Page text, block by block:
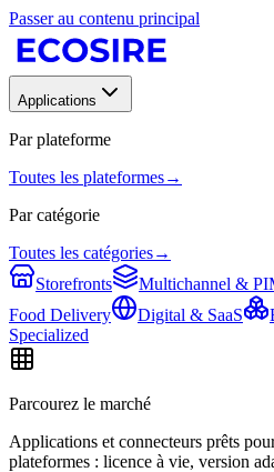
Passer au contenu principal
Applications
Par plateforme
Toutes les plateformes→
Par catégorie
Toutes les catégories→
Storefronts
Multichannel &
Food Delivery
Digital & SaaS
Specialized
Parcourez le marché
Applications et connecteurs prêts
plateformes : licence à vie, version